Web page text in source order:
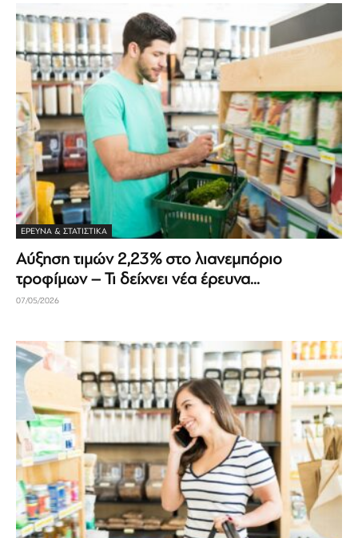
ΈΡΕΥΝΑ & ΣΤΑΤΙΣΤΙΚΆ
Αύξηση τιμών 2,23% στο λιανεμπόριο
τροφίμων – Τι δείχνει νέα έρευνα...
07/05/2026